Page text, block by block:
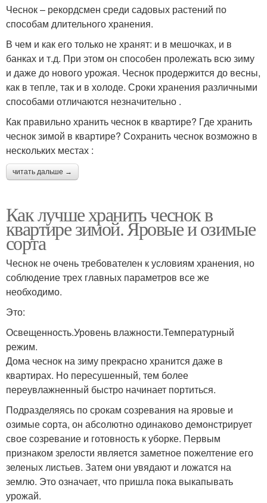
Чеснок – рекордсмен среди садовых растений по
способам длительного хранения.
В чем и как его только не хранят: и в мешочках, и в
банках и т.д. При этом он способен пролежать всю зиму
и даже до нового урожая. Чеснок продержится до весны,
как в тепле, так и в холоде. Сроки хранения различными
способами отличаются незначительно .
Как правильно хранить чеснок в квартире? Где хранить
чеснок зимой в квартире? Сохранить чеснок возможно в
нескольких местах :
читать дальше →
Как лучше хранить чеснок в
квартире зимой. Яровые и озимые
сорта
Чеснок не очень требователен к условиям хранения, но
соблюдение трех главных параметров все же
необходимо.
Это:
Освещенность.Уровень влажности.Температурный
режим.
Дома чеснок на зиму прекрасно хранится даже в
квартирах. Но пересушенный, тем более
переувлажненный быстро начинает портиться.
Подразделяясь по срокам созревания на яровые и
озимые сорта, он абсолютно одинаково демонстрирует
свое созревание и готовность к уборке. Первым
признаком зрелости является заметное пожелтение его
зеленых листьев. Затем они увядают и ложатся на
землю. Это означает, что пришла пока выкапывать
урожай.